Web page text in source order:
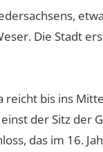
Die Stadt
reicht bis ins
der Sitz der
das im 16.